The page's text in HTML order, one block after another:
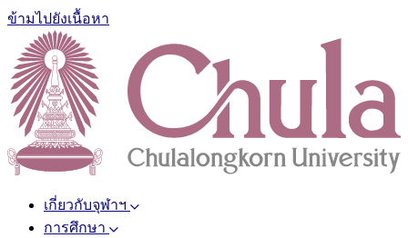
ข้ามไปยังเนื้อหา
เกี่ยวกับจุฬาฯ
การศึกษา